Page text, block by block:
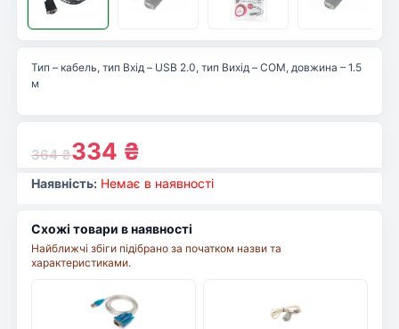
364₴334 ₴
Тип – кабель, тип Вхід – USB 2.0, тип Вихід – COM, довжина – 1.5
м
Наявність: Немає в наявності
Схожі товари в наявності
Найближчі збіги підібрано за початком назви та
характеристиками.